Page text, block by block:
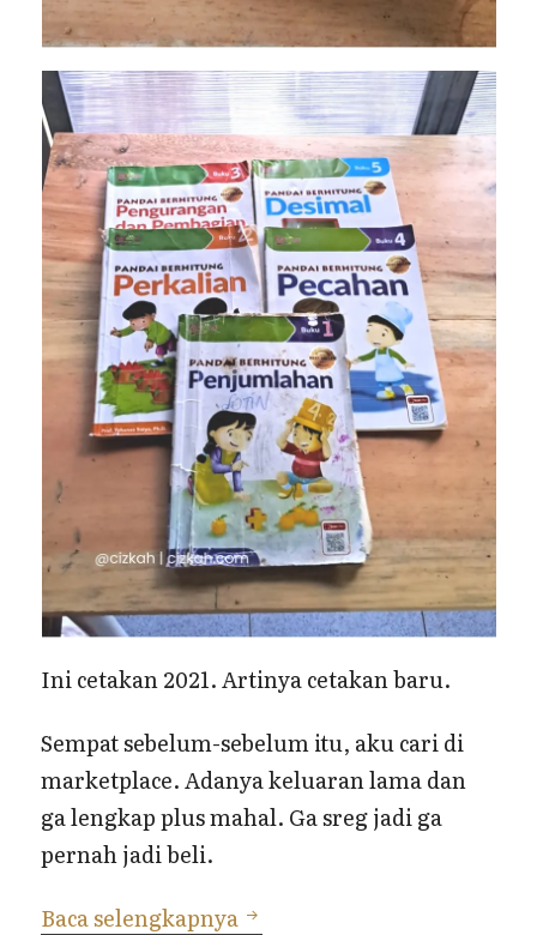
Ini cetakan 2021. Artinya cetakan baru.
Sempat sebelum-sebelum itu, aku cari di
marketplace. Adanya keluaran lama dan
ga lengkap plus mahal. Ga sreg jadi ga
pernah jadi beli.
Baca selengkapnya Buku Latihan Berhitung